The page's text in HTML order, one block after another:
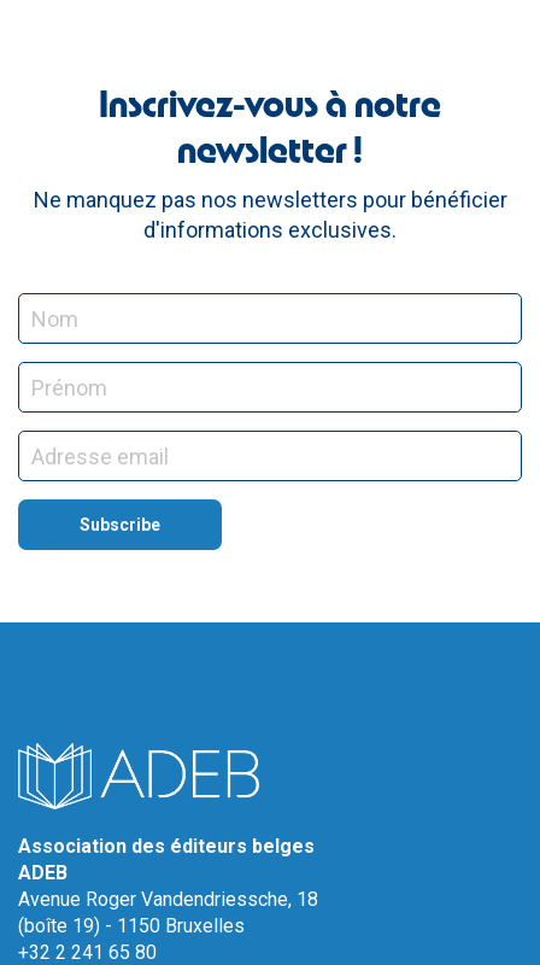
Inscrivez-vous à notre
newsletter !
Ne manquez pas nos newsletters pour bénéficier
d'informations exclusives.
Association des éditeurs belges
ADEB
Avenue Roger Vandendriessche, 18
(boîte 19) - 1150 Bruxelles
+32 2 241 65 80